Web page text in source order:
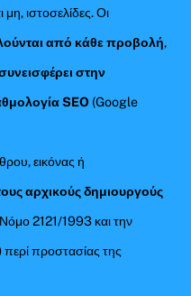
μη, ιστοσελίδες. Οι
από κάθε προβολή,
στην
SEO (Google
εικόνας ή
αρχικούς δημιουργούς
2121/1993 και την
προστασίας της